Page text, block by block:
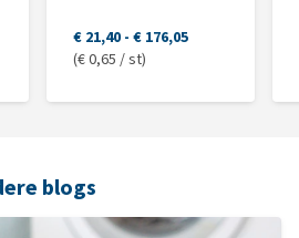
€ 21,40 - € 176,05
(€ 0,65 / st)
blogs